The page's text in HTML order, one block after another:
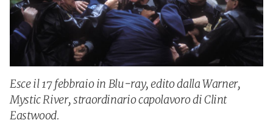
Esce il 17 febbraio in Blu-ray, edito dalla Warner,
Mystic River, straordinario capolavoro di Clint
Eastwood.